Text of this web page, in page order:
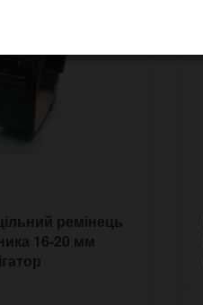
ремінець
16-20 мм